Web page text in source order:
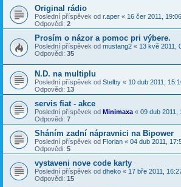
Original rádio
Poslední příspěvek od r.aper « 16 čer 2011, 19:06
Odpovědi: 2
Prosím o názor a pomoc pri výbere.
Poslední příspěvek od mustang2 « 13 kvě 2011,
Odpovědi: 35
N.D. na multiplu
Poslední příspěvek od Stelby « 10 dub 2011,
Odpovědi: 13
servis fiat - akce
Poslední příspěvek od Minimaxa « 09 dub 2011,
Odpovědi: 7
Sháním zadní nápravnici na Bipower
Poslední příspěvek od Florian « 04 dub 2011,
Odpovědi: 5
vystaveni nove code karty
Poslední příspěvek od dheko « 17 bře 2011,
Odpovědi: 15